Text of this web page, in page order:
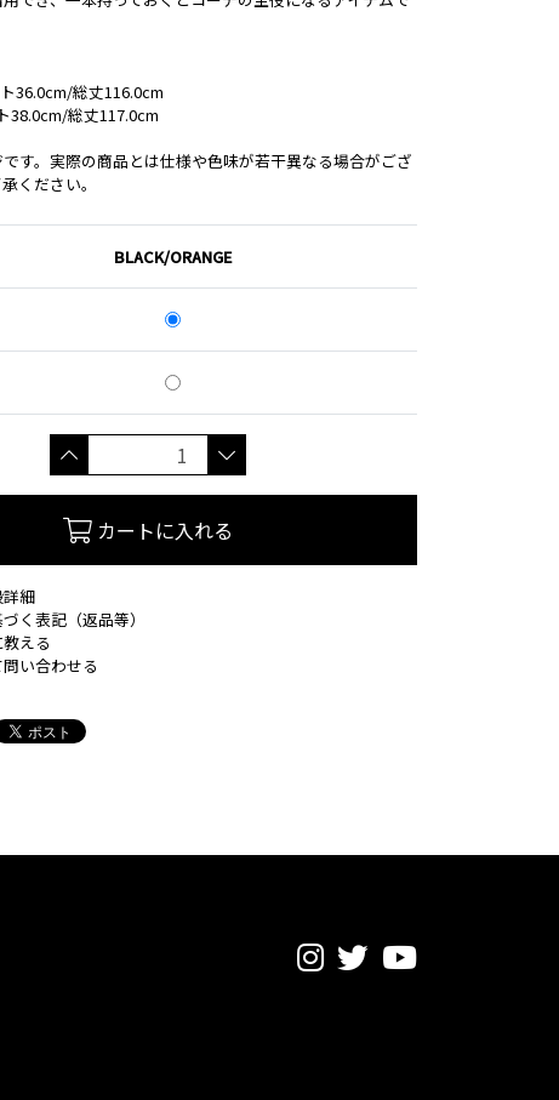
36.0cm/総丈116.0cm
38.0cm/総丈117.0cm
す。実際の商品とは仕様や色味が若干異なる場合がござ
ください。
BLACK/ORANGE
カートに入れる
細
く表記（返品等）
える
い合わせる